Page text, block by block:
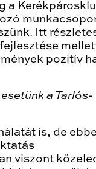
a
Itt
pozitív
a Tarlós-
is, de
viszont